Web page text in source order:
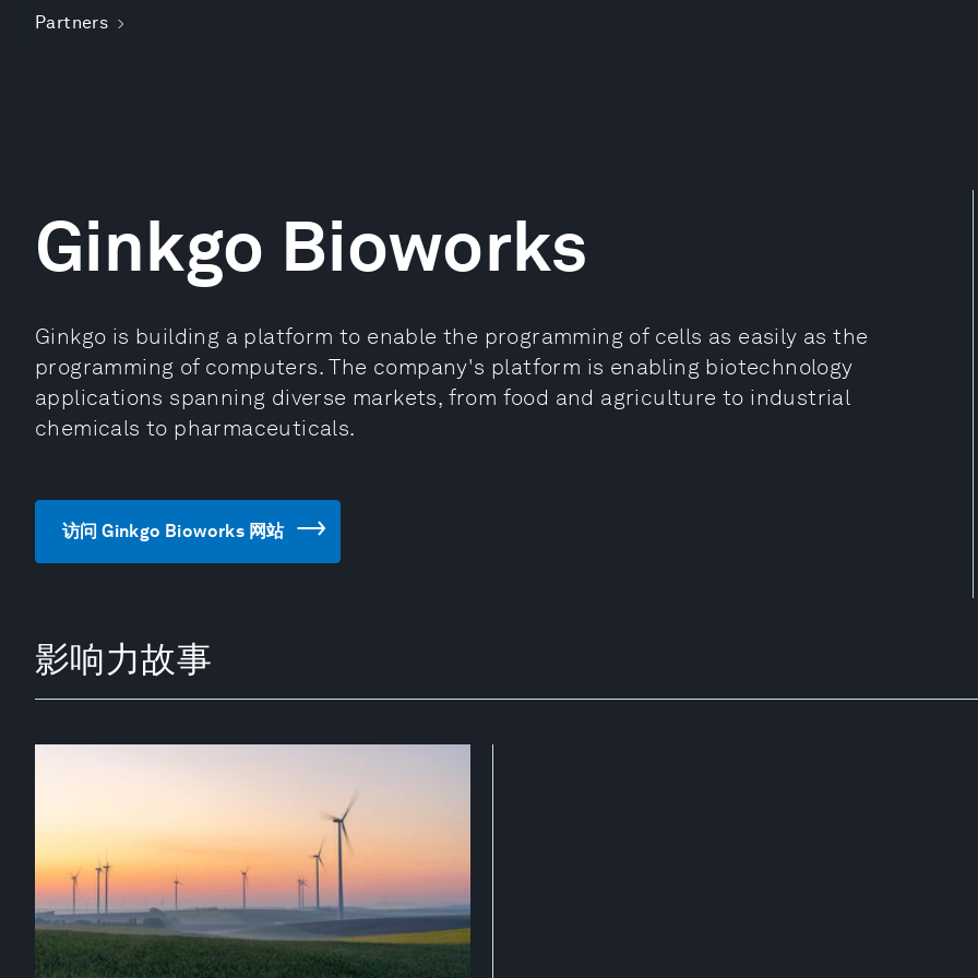
Partners
Ginkgo Bioworks
Ginkgo is building a platform to enable the programming of cells as easily as the
programming of computers. The company's platform is enabling biotechnology
applications spanning diverse markets, from food and agriculture to industrial
chemicals to pharmaceuticals.
访问 Ginkgo Bioworks 网站
影响力故事